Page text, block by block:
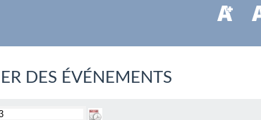
DES ÉVÉNEMENTS